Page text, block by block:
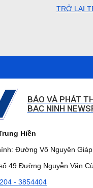
TRỞ LẠI
BÁO VÀ PHÁT
BAC NINH
Hiền
Đường Võ Nguyên
Nguyễn Văn Cừ,
- 3854404